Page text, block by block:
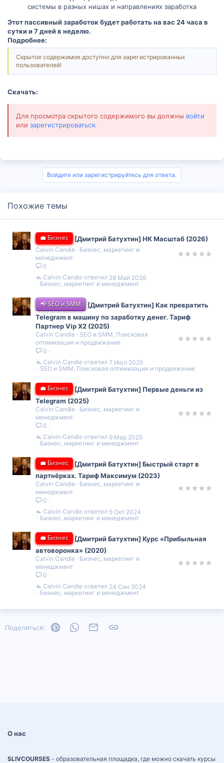
системы в разных нишах и направлениях заработка
Этот пассивный заработок будет работать на вас 24 часа в
сутки и 7 дней в неделю.
Подробнее:
Скрытое содержимое доступно для зарегистрированных
пользователей!
Скачать:
Для просмотра скрытого содержимого вы должны войти
или зарегистрироваться.
Войдите или зарегистрируйтесь для ответа.
Похожие темы
💼 Бизнес [Дмитрий Батухтин] НК Масштаб (2026)
Calvin Candie
Бизнес, маркетинг и
менеджмент
0
Бизнес, маркетинг и менеджмент
28 Май 2026
Calvin Candie
📢 SEO и SMM
[Дмитрий Батухтин] Как превратить
Telegram в машину по заработку денег. Тариф
Партнер Vip X2 (2025)
Calvin Candie
SEO и SMM, Поисковая
оптимизация и продвижение
0
SEO и SMM, Поисковая оптимизация и продвижение
7 Июл 2025
Calvin Candie
💼 Бизнес
[Дмитрий Батухтин] Первые деньги из
Telegram (2025)
Calvin Candie
Бизнес, маркетинг и
менеджмент
0
Бизнес, маркетинг и менеджмент
9 Мар 2025
Calvin Candie
💼 Бизнес
[Дмитрий Батухтин] Быстрый старт в
партнёрках. Тариф Максимум (2023)
Calvin Candie
Бизнес, маркетинг и
менеджмент
0
Бизнес, маркетинг и менеджмент
5 Окт 2024
Calvin Candie
💼 Бизнес
[Дмитрий Батухтин] Курс «Прибыльная
автоворонка» (2020)
Calvin Candie
Бизнес, маркетинг и
менеджмент
0
Бизнес, маркетинг и менеджмент
24 Сен 2024
Calvin Candie
Поделиться: PinterestWhatsAppЭлектронная почта
О нас
SLIVCOURSES - образовательная площадка, где можно скачать курсы